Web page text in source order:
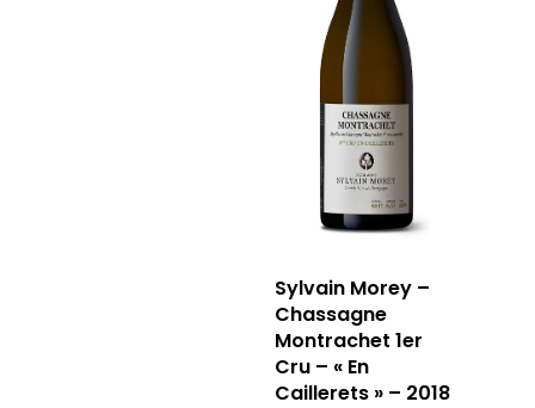
Sylvain Morey –
Chassagne
Montrachet 1er
Cru – « En
Caillerets » – 2018